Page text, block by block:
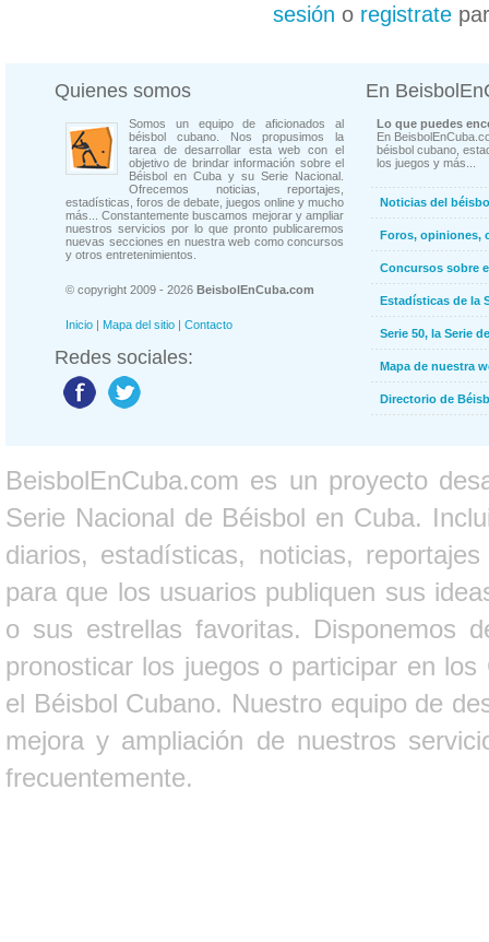
sesión o registrate
Quienes somos
Somos un equipo de aficionados al
béisbol cubano. Nos propusimos la
tarea de desarrollar esta web con el
objetivo de brindar información sobre el
Béisbol en Cuba y su Serie Nacional.
Ofrecemos noticias, reportajes,
estadísticas, foros de debate, juegos online y mucho
más... Constantemente buscamos mejorar y ampliar
nuestros servicios por lo que pronto publicaremos
nuevas secciones en nuestra web como concursos
y otros entretenimientos.
© copyright 2009 - 2026 BeisbolEnCuba.com
Inicio | Mapa del sitio | Contacto
Redes sociales:
En
Lo que puedes
En
béisbol cubano,
los juegos y más...
Noticias del
Foros, opiniones,
Concursos sobre
Estadísticas de la
Serie 50, la Serie
Mapa de nuestra
Directorio de
BeisbolEnCuba.com es un proyecto
Serie Nacional de Béisbol en Cuba.
diarios, estadísticas, noticias,
para que los usuarios publiquen sus
o sus estrellas favoritas. Disponemos
pronosticar los juegos o participar en
el Béisbol Cubano. Nuestro equipo de
mejora y ampliación de nuestros
frecuentemente.